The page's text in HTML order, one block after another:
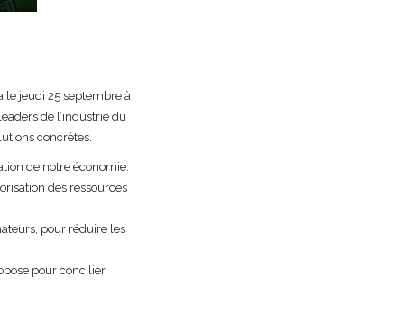
le jeudi 25 septembre à
de l’industrie du
concrètes.
de notre économie.
des ressources
pour réduire les
pour concilier